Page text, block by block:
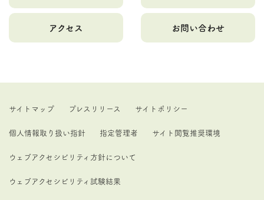
アクセス お問い合わせ
サイトマップ プレスリリース サイトポリシー
個人情報取り扱い指針 指定管理者 サイト閲覧推奨環境
ウェブアクセシビリティ方針について
ウェブアクセシビリティ試験結果